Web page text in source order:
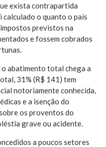
exista contrapartida
calculado o quanto o país
previstos na
e fossem cobrados
o abatimento total chega a
31% (R$ 141) tem
notoriamente conhecida,
e a isenção do
os proventos do
grave ou acidente.
a poucos setores